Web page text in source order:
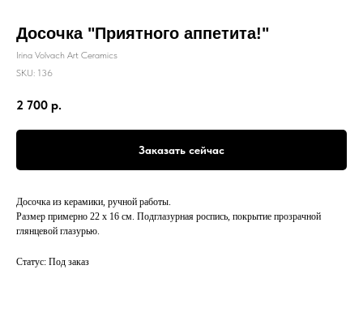
Досочка "Приятного аппетита!"
Irina Volvach Art Ceramics
SKU: 136
2 700 р.
Заказать сейчас
Досочка из керамики, ручной работы.
Размер примерно 22 х 16 см. Подглазурная роспись, покрытие прозрачной
глянцевой глазурью.
Статус: Под заказ